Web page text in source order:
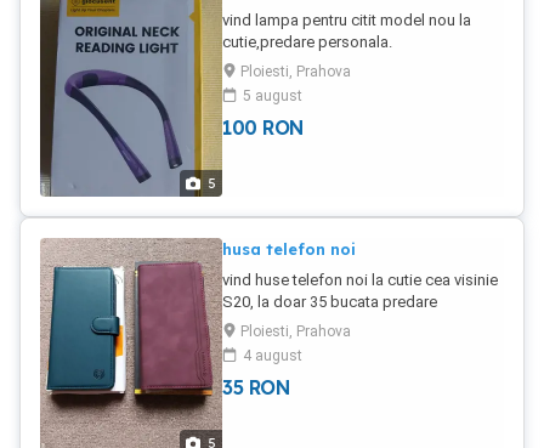
5
vind lampa pentru citit model nou la
cutie,predare personala.
Ploiesti, Prahova
5 august
100 RON
5
husa telefon noi
vind huse telefon noi la cutie cea visinie
S20, la doar 35 bucata predare
personala.
Ploiesti, Prahova
4 august
35 RON